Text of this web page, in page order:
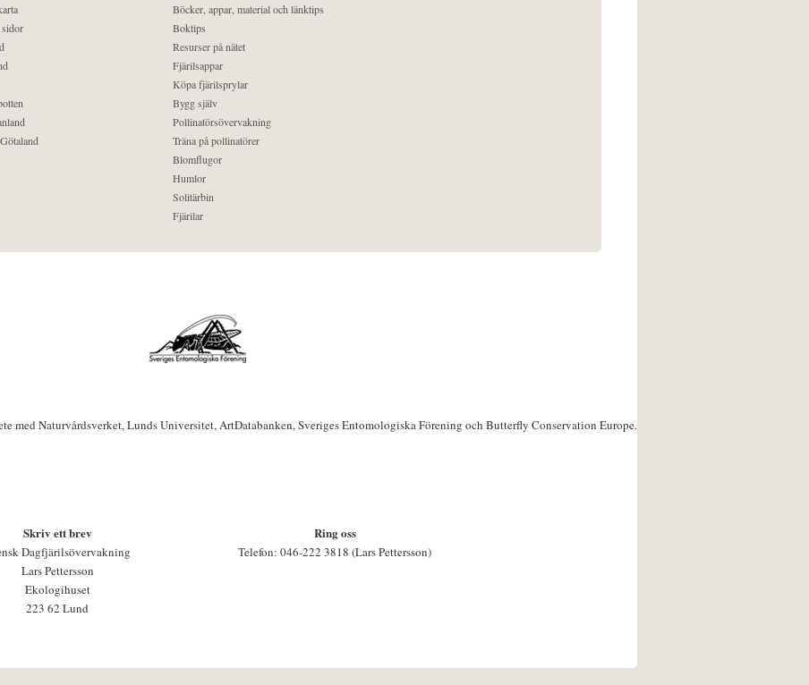
Böcker, appar, material och länktips
Boktips
Resurser på nätet
Fjärilsappar
Köpa fjärilsprylar
Bygg själv
Pollinatörsövervakning
Träna på pollinatörer
Blomflugor
Humlor
Solitärbin
Fjärilar
med Naturvårdsverket, Lunds Universitet, ArtDatabanken, Sveriges Entomologiska Förening och Butterfly Conservation Europe.
Skriv ett brev
Dagfjärilsövervakning
Lars Pettersson
Ekologihuset
223 62 Lund
Ring oss
Telefon: 046-222 3818 (Lars Pettersson)